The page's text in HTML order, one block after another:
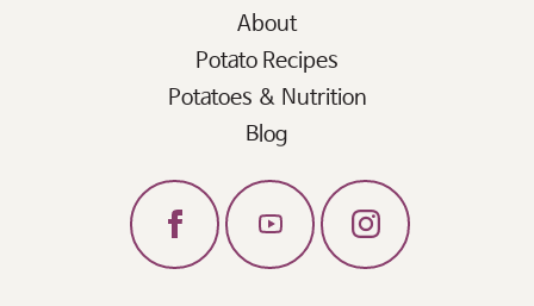
About
Potato Recipes
Potatoes & Nutrition
Blog